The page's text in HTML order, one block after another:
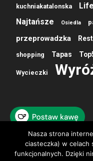
kuchniakatalonska
Najtańsze Osiedla
przeprowadzka
shopping Tapas
Wycieczki
Nasza strona
ciasteczka) w celach
funkcjonalnych. Dzięki